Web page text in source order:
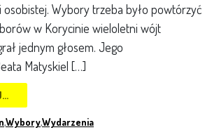
osobistej. Wybory trzeba było powtórzyć
w Korycinie wieloletni wójt
jednym głosem. Jego
Matyskiel […]
,Wybory,Wydarzenia